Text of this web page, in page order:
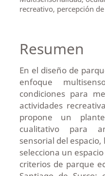
recreativo, percepción
Resumen
En el diseño de
enfoque
condiciones para
actividades
propone un
cualitativo para
sensorial del espacio,
selecciona un
criterios de parque